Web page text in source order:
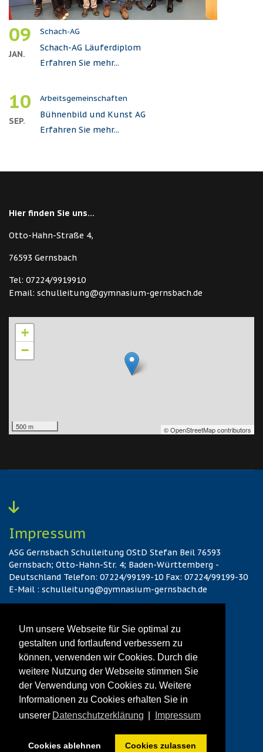
Um unsere Webseite für Sie optimal zu
gestalten und fortlaufend verbessern zu
können, verwenden wir Cookies. Durch die
weitere Nutzung der Webseite stimmen Sie
der Verwendung von Cookies zu. Weitere
Informationen zu Cookies erhalten Sie in
unserer Datenschutzerklärung Impressum
Cookies ablehnen Cookies zulassen
09
JAN.
Schach-AG
Schach-AG Läuferdiplom
Erfahren Sie mehr...
10
SEP.
Arbeitsgemeinschaften
Bühnenbild und Kunst AG
Erfahren Sie mehr...
Hier finden Sie uns...
Otto-Hahn-Straße 4,
76593 Gernsbach
Tel: 07224/9919910
Email: schulleitung@gymnasium-gernsbach.de
+
−
500 m © OpenStreetMap contributors
Impressum
ASG Gernsbach Schulleitung OStD Stefan Beil 76593
Gernsbach; Otto-Hahn-Str. 4; Baden-Württemberg -
Deutschland Telefon: 07224/99199-10 Fax: 07224/99199-30
E-Mail : schulleitung@gymnasium-gernsbach.de
Datenschutz
Hier gehts zur vollständigen Datenschutzerklärung